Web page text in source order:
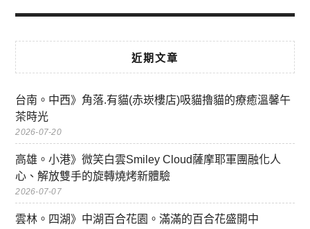
近期文章
台南。中西》角落.有貓(赤崁樓店)吸貓擼貓的療癒溫馨午
茶時光
2026-07-20
高雄。小港》微笑白雲Smiley Cloud薩摩耶軍團融化人
心、解放雙手的旋轉燒烤新體驗
2026-07-07
雲林。四湖》中湖百合花園。滿滿的百合花盛開中